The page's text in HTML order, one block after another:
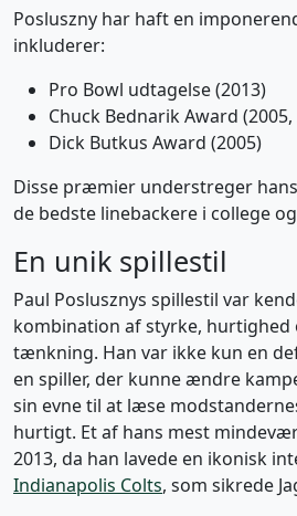
Posluszny har haft en
inkluderer:
Pro Bowl udtagelse (2013)
Chuck Bednarik Award (2005,
Dick Butkus Award (2005)
Disse præmier understreger
de bedste linebackere i college
En unik spillestil
Paul Poslusznys spillestil var
kombination af styrke, hurtighed
tænkning. Han var ikke kun en
en spiller, der kunne ændre
sin evne til at læse
hurtigt. Et af hans mest
2013, da han lavede en ikonisk
Indianapolis Colts, som sikrede